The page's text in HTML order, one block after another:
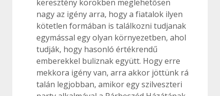
keresztény körökben meglehetősen
nagy az igény arra, hogy a fiatalok ilyen
kötetlen formában is találkozni tudjanak
egymással egy olyan környezetben, ahol
tudják, hogy hasonló értékrendű
emberekkel buliznak együtt. Hogy erre
mekkora igény van, arra akkor jöttünk rá
talán legjobban, amikor egy szilveszteri